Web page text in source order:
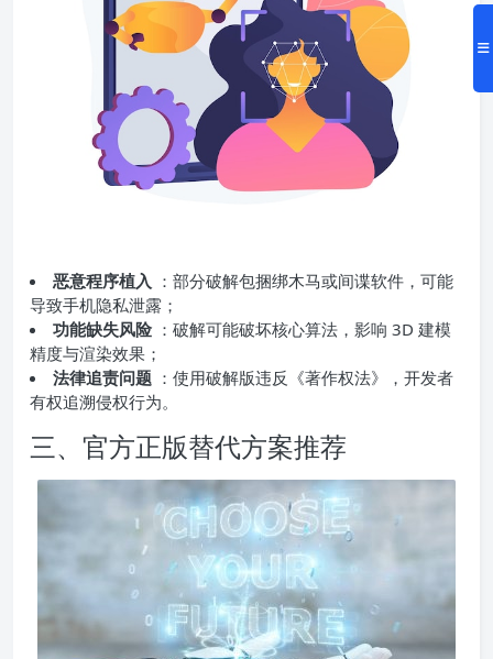
恶意程序植入 ：部分破解包捆绑木马或间谍软件，可能
导致手机隐私泄露；
功能缺失风险 ：破解可能破坏核心算法，影响 3D 建模
精度与渲染效果；
法律追责问题 ：使用破解版违反《著作权法》，开发者
有权追溯侵权行为。
三、官方正版替代方案推荐